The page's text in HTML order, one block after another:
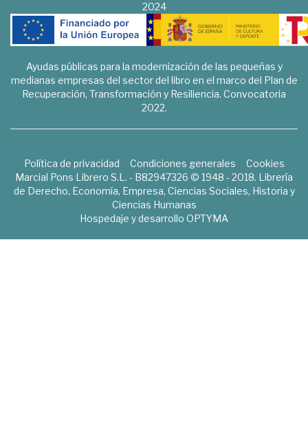
2024
Ayudas públicas para la modernización de las pequeñas y
medianas empresas del sector del libro en el marco del Plan de
Recuperación, Transformación y Resiliencia. Convocatoria
2022.
Política de privacidad Condiciones generales
Cookies
Marcial Pons Librero S.L. - B82947326 © 1948 - 2018. Librería
de Derecho, Economía, Empresa, Ciencias Sociales, Historia y
Ciencias Humanas
Hospedaje y desarrollo OPTYMA